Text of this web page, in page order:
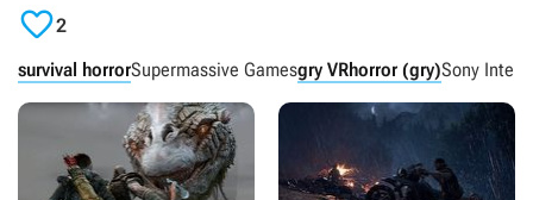
2
survival horrorSupermassive Gamesgry VRhorror (gry)Sony